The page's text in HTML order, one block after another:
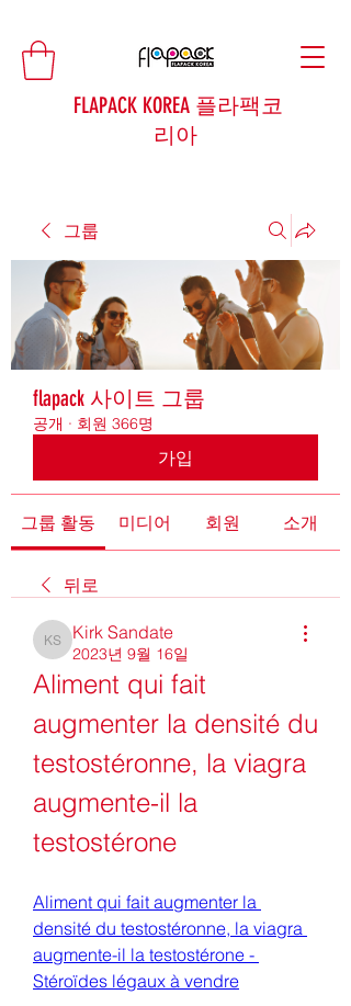
FLAPACK KOREA 플라팩코
리아
그룹
flapack 사이트 그룹
공개 · 회원 366명
가입
그룹 활동 미디어 회원 소개
뒤로
Kirk Sandate
Kirk Sandate
2023년 9월 16일
Aliment qui fait
augmenter la densité du
testostéronne, la viagra
augmente-il la
testostérone
Aliment qui fait augmenter la
densité du testostéronne, la viagra
augmente-il la testostérone -
Stéroïdes légaux à vendre